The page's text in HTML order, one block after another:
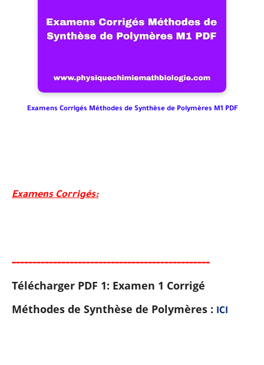
Examens Corrigés Méthodes de Synthèse de Polymères M1 PDF
Examens Corrigés:
------------------------------------------------
Télécharger PDF 1: Examen 1 Corrigé
Méthodes de Synthèse de Polymères : ICI